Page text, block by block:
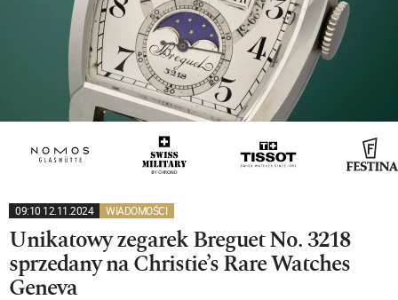
09:10 12.11.2024 WIADOMOŚCI
Unikatowy zegarek Breguet No. 3218
sprzedany na Christie’s Rare Watches
Geneva